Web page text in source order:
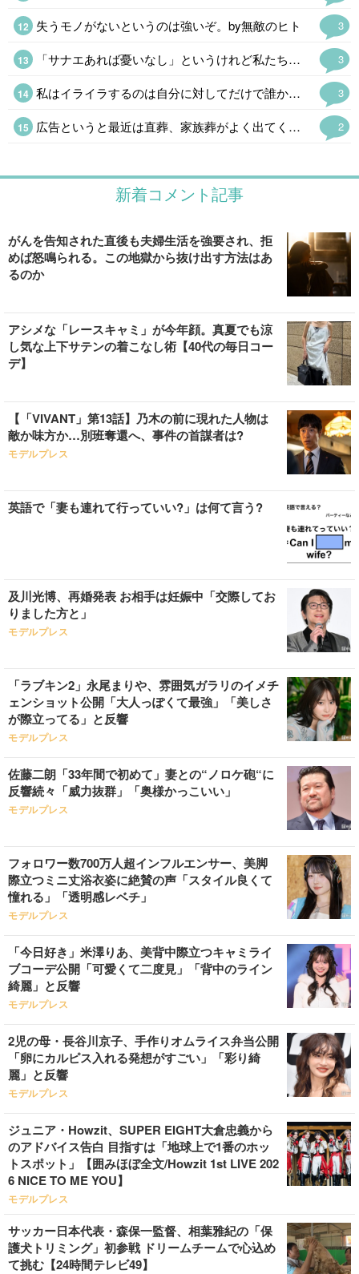
3
失うモノがないというのは強いぞ。by無敵のヒト
3
「サナエあれば憂いなし」というけれど私たちは「ソナエがなくて憂うばかり」である。
3
私はイライラするのは自分に対してだけで誰かがすることにはまあ、ニンゲンがやることだからしょうがない。おもしろいことをするなぁという感じ。 AI君によると「地獄のような脳内環境」だそうだ。
2
広告というと最近は直葬、家族葬がよく出てくるけど、求人サイトの「昆虫·正社員」というのと不動産サイトの「2LDK0.9万円」(超絶事故物件にしてもあり得ない誤植だ)のインパクト半端なかった。
新着コメント記事
がんを告知された直後も夫婦生活を強要され、拒
めば怒鳴られる。この地獄から抜け出す方法はあ
るのか
アシメな「レースキャミ」が今年顔。真夏でも涼
し気な上下サテンの着こなし術【40代の毎日コー
デ】
【「VIVANT」第13話】乃木の前に現れた人物は
敵か味方か…別班奪還へ、事件の首謀者は?
モデルプレス
英語で「妻も連れて行っていい?」は何て言う?
及川光博、再婚発表 お相手は妊娠中「交際してお
りました方と」
モデルプレス
「ラブキン2」永尾まりや、雰囲気ガラリのイメチ
ェンショット公開「大人っぽくて最強」「美しさ
が際立ってる」と反響
モデルプレス
佐藤二朗「33年間で初めて」妻との“ノロケ砲“に
反響続々「威力抜群」「奥様かっこいい」
モデルプレス
フォロワー数700万人超インフルエンサー、美脚
際立つミニ丈浴衣姿に絶賛の声「スタイル良くて
憧れる」「透明感レベチ」
モデルプレス
「今日好き」米澤りあ、美背中際立つキャミライ
ブコーデ公開「可愛くて二度見」「背中のライン
綺麗」と反響
モデルプレス
2児の母・長谷川京子、手作りオムライス弁当公開
「卵にカルピス入れる発想がすごい」「彩り綺
麗」と反響
モデルプレス
ジュニア・Howzit、SUPER EIGHT大倉忠義から
のアドバイス告白 目指すは「地球上で1番のホッ
トスポット」【囲みほぼ全文/Howzit 1st LIVE 202
6 NICE TO ME YOU】
モデルプレス
サッカー日本代表・森保一監督、相葉雅紀の「保
護犬トリミング」初参戦 ドリームチームで心込め
て挑む【24時間テレビ49】